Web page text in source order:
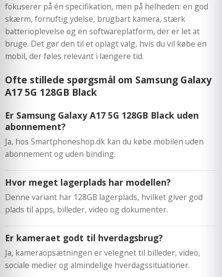
fokuserer på én specifikation, men på helheden: en god
skærm, fornuftig ydelse, brugbart kamera, stærk
batterioplevelse og en softwareplatform, der er let at
bruge. Det gør den til et oplagt valg, hvis du vil købe en
mobil, der føles relevant i længere tid.
Ofte stillede spørgsmål om Samsung Galaxy
A17 5G 128GB Black
Er Samsung Galaxy A17 5G 128GB Black uden
abonnement?
Ja, hos Smartphoneshop.dk kan du købe mobilen uden
abonnement og uden binding.
Hvor meget lagerplads har modellen?
Denne variant har 128GB lagerplads, hvilket giver god
plads til apps, billeder, video og dokumenter.
Er kameraet godt til hverdagsbrug?
Ja, kameraopsætningen er velegnet til billeder, video,
sociale medier og almindelige hverdagssituationer.